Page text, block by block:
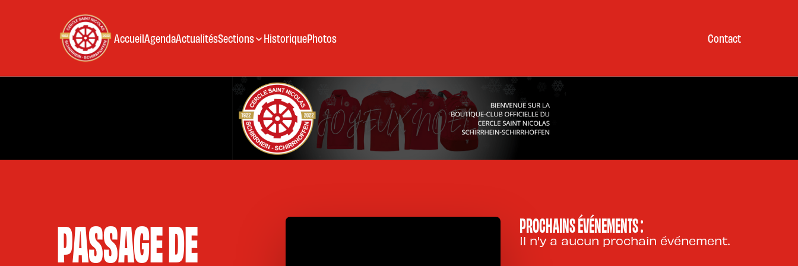
AccueilAgendaActualitésSections HistoriquePhotos Contact
PASSAGE DE PROCHAINS ÉVÉNEMENTS :
Il n'y a aucun prochain événement.